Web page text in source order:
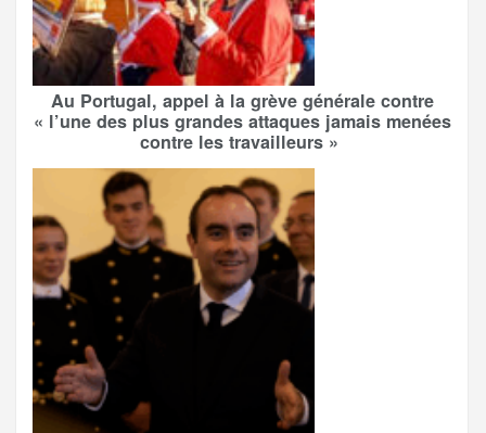
Au Portugal, appel à la grève générale contre
« l’une des plus grandes attaques jamais menées
contre les travailleurs »